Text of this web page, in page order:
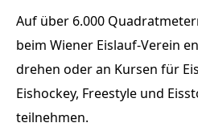
Auf über 6.000
beim Wiener Eislauf-Verein
drehen oder an Kursen für
Eishockey, Freestyle und
teilnehmen.